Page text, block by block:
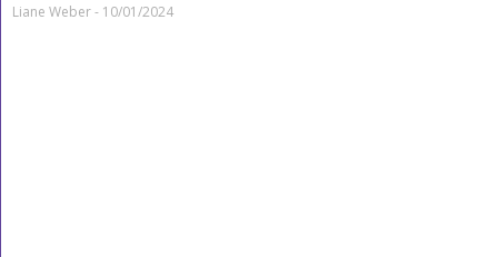
Liane Weber 10/01/2024